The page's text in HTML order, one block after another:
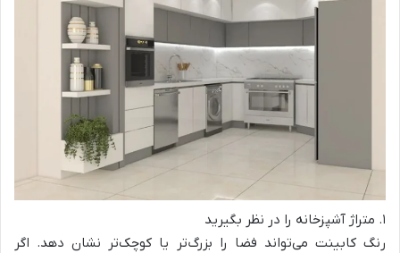
۱. متراژ آشپزخانه را در نظر بگیرید
رنگ کابینت می‌تواند فضا را بزرگ‌تر یا کوچک‌تر نشان دهد. اگر